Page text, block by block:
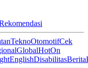
TeknoOtomotifCek
GlobalHotOn
EnglishDisabilitasBerita